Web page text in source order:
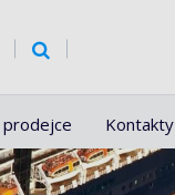
Kontakty